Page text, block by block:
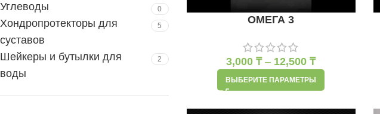
Углеводы 0
Хондропротекторы для
суставов
5
Шейкеры и бутылки для
воды
2
ОМЕГА 3
3,000₸ – 12,500₸
ВЫБЕРИТЕ ПАРАМЕТРЫ